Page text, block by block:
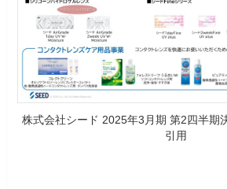
株式会社シード 2025年3月期 第2四半
引用